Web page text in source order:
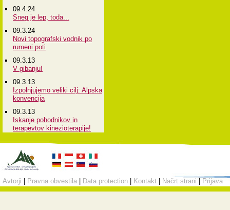
09.4.24
Sneg je lep, toda...
09.3.24
Novi topografski vodnik po
rumeni poti
09.3.13
V gibanju!
09.3.13
Izpolnjujemo veliki cilj: Alpska
konvencija
09.3.13
Iskanje pohodnikov in
terapevtov kinezioterapije!
Avtorji Pravna obvestila Data protection Kontakt Načrt strani Prijava